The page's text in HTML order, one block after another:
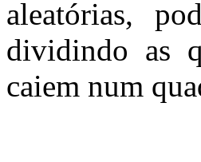
aleatórias,
dividindo as
caiem num